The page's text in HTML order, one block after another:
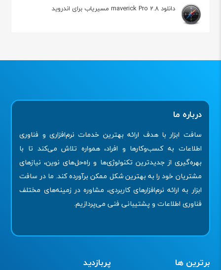
دانلود maverick Pro 2.8 مسیریاب برای اندرويد
درباره ما
سافت ابزار با هدف ارائه بهترین خدمات نرم‌افزاری و فناوری
اطلاعات به کسب‌وکارها و افراد، همواره تلاش می‌کند تا با
بهره‌گیری از جدیدترین تکنولوژی‌ها و راه‌حل‌های نوین، نیازهای
مشتریان خود را به بهترین شکل ممکن برآورده کند. ما در سافت
ابزار به ارائه نرم‌افزارهای کاربردی، مشاوره در زمینه‌های مختلف
فناوری اطلاعات و پشتیبانی فنی می‌پردازیم.
برترین ها پربازدید